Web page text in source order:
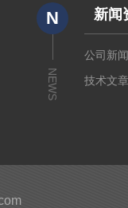
N
NEWS
新闻
公司新
技术文